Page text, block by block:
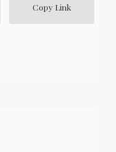
Copy Link